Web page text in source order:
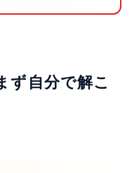
ず自分で解こ